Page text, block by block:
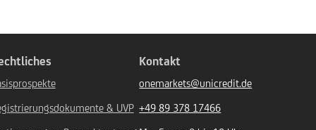
& UVP
Kontakt
onemarkets@unicredit.de
+49 89 378 17466